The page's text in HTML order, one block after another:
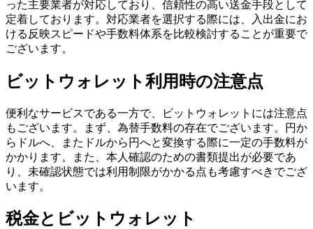
った主要業者が対応しており、信頼性の高い送金手段として
定着しております。対応業者を選択する際には、入出金にお
ける反映スピードや手数料体系を比較検討することが重要で
ございます。
ビットウォレット利用時の注意点
便利なサービスである一方で、ビットウォレットには注意点
もございます。まず、為替手数料の存在でございます。円か
らドルへ、またドルから円へと変換する際に一定の手数料が
かかります。また、本人確認のための書類提出が必要であ
り、未確認状態では利用制限がかかる点も考慮すべきでござ
います。
税金とビットウォレット